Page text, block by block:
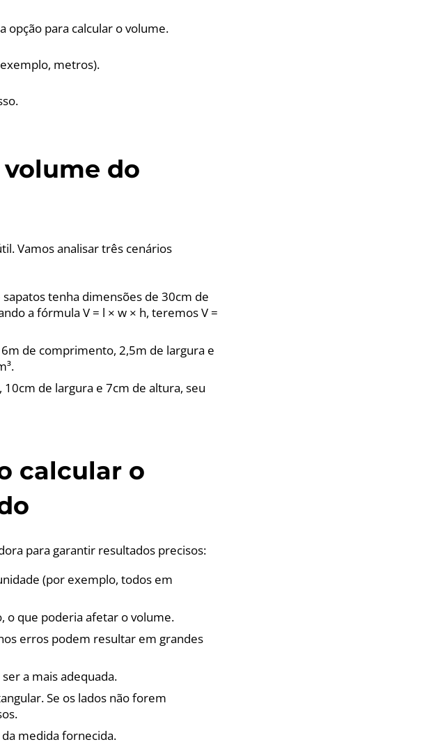
opção para calcular o volume.
metros).
do
Vamos analisar três cenários
tenha dimensões de 30cm de
a fórmula V = l × w × h, teremos V =
de comprimento, 2,5m de largura e
de largura e 7cm de altura, seu
calcular o
para garantir resultados precisos:
(por exemplo, todos em
o que poderia afetar o volume.
erros podem resultar em grandes
a mais adequada.
Se os lados não forem
medida fornecida.